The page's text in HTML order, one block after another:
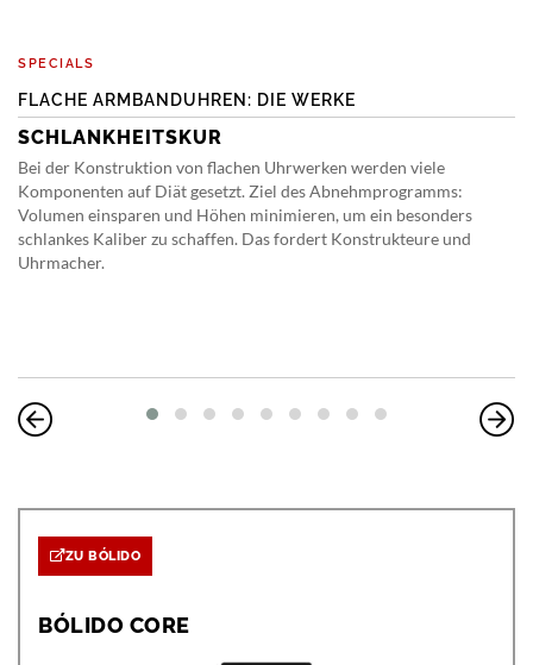
SPECIALS
FLACHE ARMBANDUHREN: DIE WERKE
SCHLANKHEITSKUR
Bei der Konstruktion von flachen Uhrwerken werden viele
Komponenten auf Diät gesetzt. Ziel des Abnehmprogramms:
Volumen einsparen und Höhen minimieren, um ein besonders
schlankes Kaliber zu schaffen. Das fordert Konstrukteure und
Uhrmacher.
ZU BÓLIDO
BÓLIDO CORE